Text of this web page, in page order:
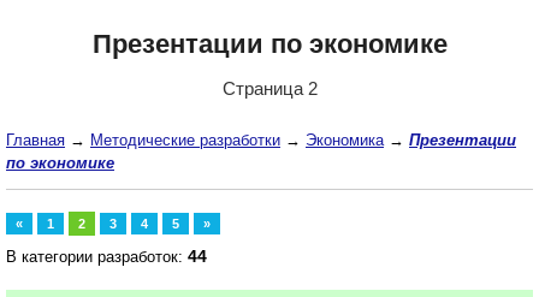
Презентации по экономике
Страница 2
Главная → Методические разработки → Экономика→ Презентации
по экономике
« 1 2 3 4 5 »
В категории разработок: 44